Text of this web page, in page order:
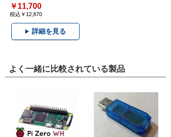
￥11,700
税込￥12,870
詳細を見る
よく一緒に比較されている製品